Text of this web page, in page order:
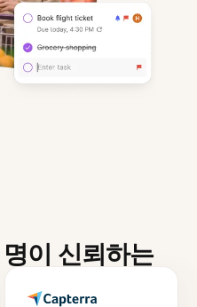
이 신뢰하는